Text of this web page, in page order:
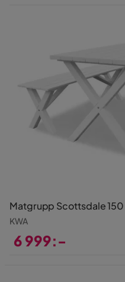
Matgrupp Scottsdale
KWA
6 999:-